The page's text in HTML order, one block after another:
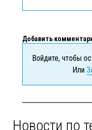
Добавить
Войдите, чтобы
Или
Новости по